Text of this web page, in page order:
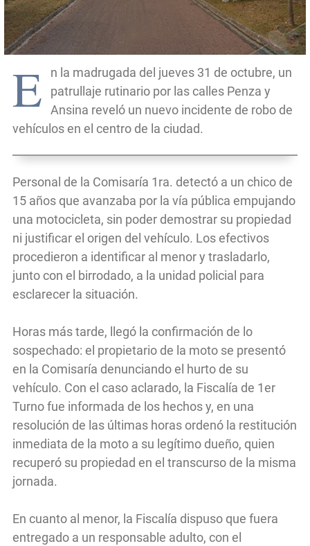
E
n la madrugada del jueves 31 de octubre, un
patrullaje rutinario por las calles Penza y
Ansina reveló un nuevo incidente de robo de
vehículos en el centro de la ciudad.
Personal de la Comisaría 1ra. detectó a un chico de
15 años que avanzaba por la vía pública empujando
una motocicleta, sin poder demostrar su propiedad
ni justificar el origen del vehículo. Los efectivos
procedieron a identificar al menor y trasladarlo,
junto con el birrodado, a la unidad policial para
esclarecer la situación.
Horas más tarde, llegó la confirmación de lo
sospechado: el propietario de la moto se presentó
en la Comisaría denunciando el hurto de su
vehículo. Con el caso aclarado, la Fiscalía de 1er
Turno fue informada de los hechos y, en una
resolución de las últimas horas ordenó la restitución
inmediata de la moto a su legítimo dueño, quien
recuperó su propiedad en el transcurso de la misma
jornada.
En cuanto al menor, la Fiscalía dispuso que fuera
entregado a un responsable adulto, con el